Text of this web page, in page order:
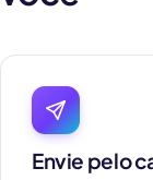
Envie pelo